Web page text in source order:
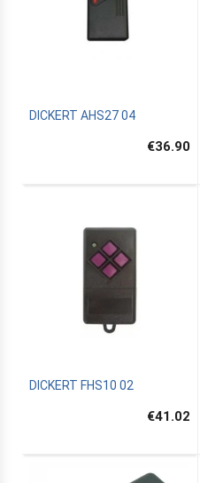
DICKERT AHS27 04
€36.90
DICKERT FHS10 02
€41.02